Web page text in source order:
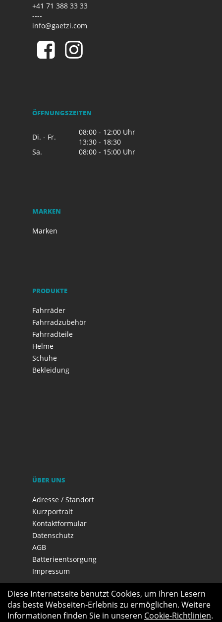
+41 71 388 33 33
----
info@gaetzi.com
ÖFFNUNGSZEITEN
Di. - Fr.
08:00 - 12:00 Uhr
13:30 - 18:30
Sa.
08:00 - 15:00 Uhr
MARKEN
Marken
PRODUKTE
Fahrräder
Fahrradzubehör
Fahrradteile
Helme
Schuhe
Bekleidung
ÜBER UNS
Adresse / Standort
Kurzportrait
Kontaktformular
Datenschutz
AGB
Batterieentsorgung
Impressum
Diese Internetseite benutzt Cookies, um Ihren Lesern
das beste Webseiten-Erlebnis zu ermöglichen. Weitere
Informationen finden Sie in unseren Cookie-Richtlinien.